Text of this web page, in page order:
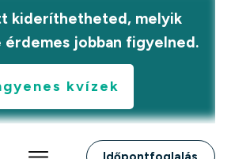
kideríthetheted, melyik
jobban figyelned.
kvízek